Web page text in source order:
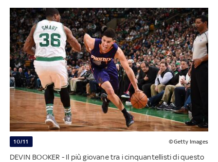
10/11 ©Getty Images
DEVIN BOOKER - Il più giovane tra i cinquantellisti di questo